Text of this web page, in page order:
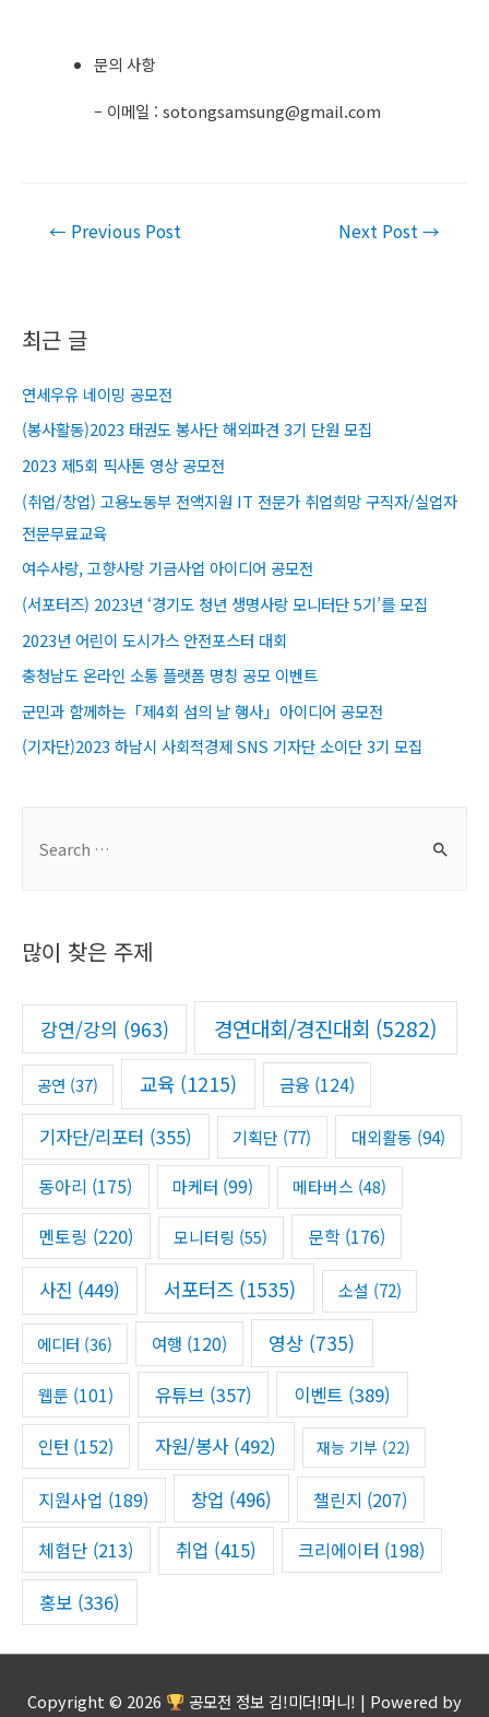
최근 글
연세우유 네이밍 공모전
(봉사활동)2023 태권도 봉사단 해외파견 3기 단원 모집
2023 제5회 픽사톤 영상 공모전
(취업/창업) 고용노동부 전액지원 IT 전문가 취업희망 구직자/실업자
전문무료교육​
여수사랑, 고향사랑 기금사업 아이디어 공모전
(서포터즈) 2023년 ‘경기도 청년 생명사랑 모니터단 5기’를 모집
2023년 어린이 도시가스 안전포스터 대회
충청남도 온라인 소통 플랫폼 명칭 공모 이벤트
군민과 함께하는「제4회 섬의 날 행사」아이디어 공모전
(기자단)2023 하남시 사회적경제 SNS 기자단 소이단 3기 모집
c
f
:
많이 찾은 주제
강연/강의 (963) 경연대회/경진대회 (5282)
공연 (37) 교육(1215) 금융(124)
기자단/리포터 (355) 기획단 (77) 대외활동 (94)
동아리 (175) 마케터 (99) 메타버스 (48)
멘토링 (220) 모니터링 (55) 문학(176)
사진 (449) 서포터즈 (1535) 소설 (72)
에디터 (36) 여행 (120) 영상 (735)
웹툰 (101) 유튜브(357) 이벤트 (389)
인턴 (152) 자원/봉사(492) 재능 기부 (22)
지원사업 (189) 창업 (496) 챌린지 (207)
체험단 (213) 취업 (415) 크리에이터 (198)
홍보(336)
문의 사항
– ​이메일 : sotongsamsung@gmail.com
Post
← Previous Post Next Post →
Copyright © 2026 공모전 정보 김!미더!머니! | Powered by